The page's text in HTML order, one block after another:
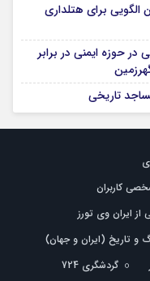
الگویی برای هتلداری
حوزه ایمنی در برابر
تاریخی
کاربران
از ایران وی تورز
و تاریخ (ایران و جهان)
گردشگری 724